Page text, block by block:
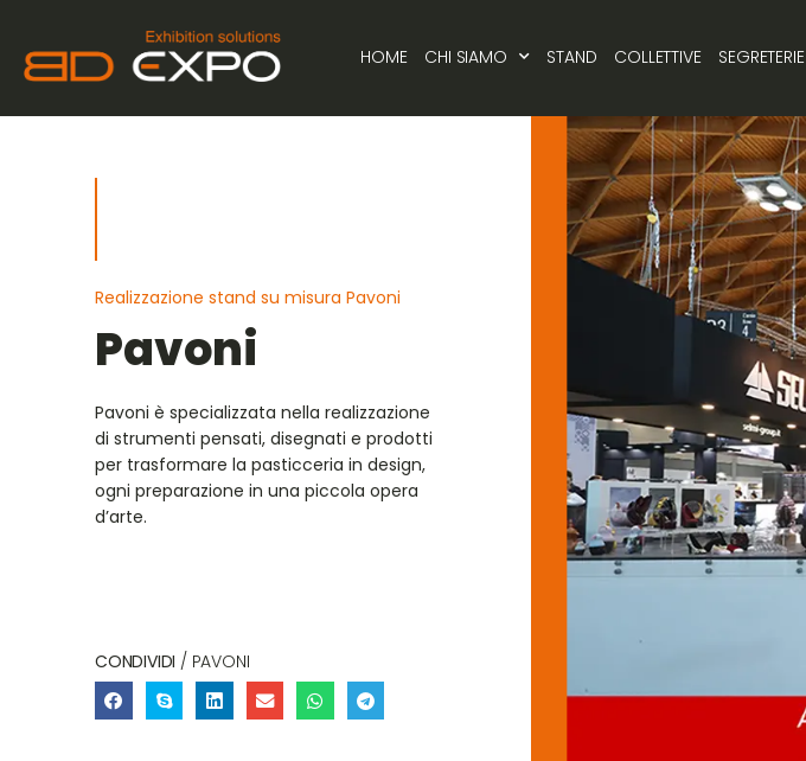
HOME CHI SIAMO STAND COLLETTIVE SEGRETERIE
Realizzazione stand su misura Pavoni
Pavoni
Pavoni è specializzata nella realizzazione
di strumenti pensati, disegnati e prodotti
per trasformare la pasticceria in design,
ogni preparazione in una piccola opera
d’arte.
CONDIVIDI / PAVONI